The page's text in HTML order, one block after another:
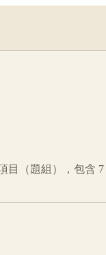
目（題組），包含 7